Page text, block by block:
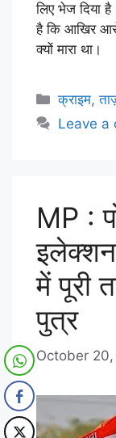
लिए भेज दिया
है कि आखिर
क्यों मारा था।
क्राइम,
Leave a
MP :
में पूरी
पुत्र
October